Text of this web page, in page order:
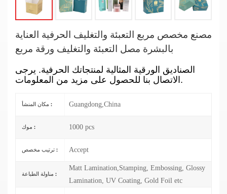
مصنع مخصص مربع التعبئة والتغليف الحرفية العناية
بالبشرة مصل التعبئة والتغليف ورقة مربع
الصناديق الورقية المثالية لمنتجاتك الحرفية. يرجى
الاتصال بنا للحصول على مزيد من المعلومات.
مكان المنشأ : Guangdong,China
موك : 1000 pcs
ترتيب مخصص : Accept
مناولة الطباعة :
Matt Lamination,Stamping, Embossing, Glossy
Lamination, UV Coating, Gold Foil etc